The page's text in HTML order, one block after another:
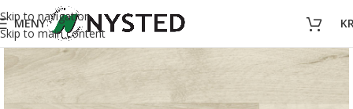
Skip to navigation
Skip to main content
MENY